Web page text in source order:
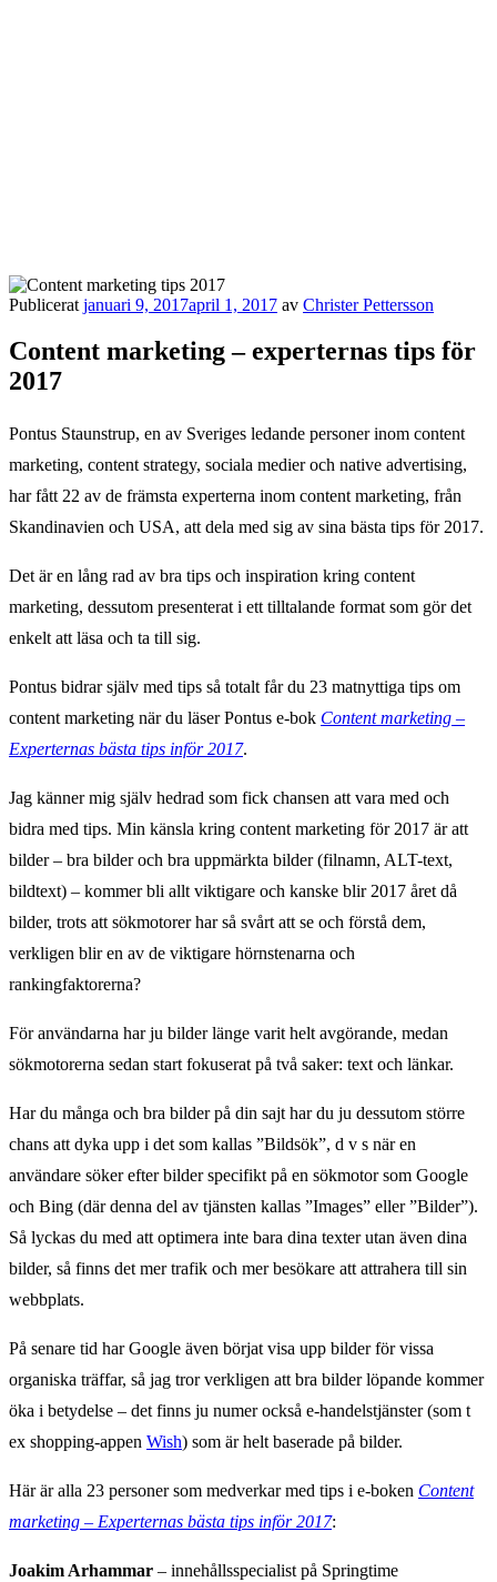
Publicerat januari 9, 2017april 1, 2017 av Christer Pettersson
Content marketing – experternas tips för
2017
Pontus Staunstrup, en av Sveriges ledande personer inom content
marketing, content strategy, sociala medier och native advertising,
har fått 22 av de främsta experterna inom content marketing, från
Skandinavien och USA, att dela med sig av sina bästa tips för 2017.
Det är en lång rad av bra tips och inspiration kring content
marketing, dessutom presenterat i ett tilltalande format som gör det
enkelt att läsa och ta till sig.
Pontus bidrar själv med tips så totalt får du 23 matnyttiga tips om
content marketing när du läser Pontus e-bok Content marketing –
Experternas bästa tips inför 2017.
Jag känner mig själv hedrad som fick chansen att vara med och
bidra med tips. Min känsla kring content marketing för 2017 är att
bilder – bra bilder och bra uppmärkta bilder (filnamn, ALT-text,
bildtext) – kommer bli allt viktigare och kanske blir 2017 året då
bilder, trots att sökmotorer har så svårt att se och förstå dem,
verkligen blir en av de viktigare hörnstenarna och
rankingfaktorerna?
För användarna har ju bilder länge varit helt avgörande, medan
sökmotorerna sedan start fokuserat på två saker: text och länkar.
Har du många och bra bilder på din sajt har du ju dessutom större
chans att dyka upp i det som kallas ”Bildsök”, d v s när en
användare söker efter bilder specifikt på en sökmotor som Google
och Bing (där denna del av tjänsten kallas ”Images” eller ”Bilder”).
Så lyckas du med att optimera inte bara dina texter utan även dina
bilder, så finns det mer trafik och mer besökare att attrahera till sin
webbplats.
På senare tid har Google även börjat visa upp bilder för vissa
organiska träffar, så jag tror verkligen att bra bilder löpande kommer
öka i betydelse – det finns ju numer också e-handelstjänster (som t
ex shopping-appen Wish) som är helt baserade på bilder.
Här är alla 23 personer som medverkar med tips i e-boken Content
marketing – Experternas bästa tips inför 2017:
Joakim Arhammar – innehållsspecialist på Springtime